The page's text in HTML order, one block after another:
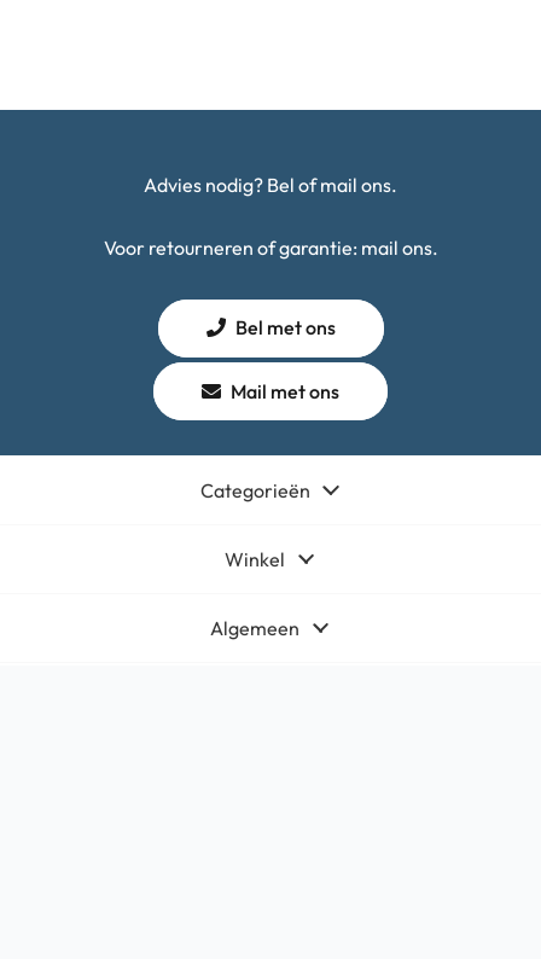
Advies nodig? Bel of mail ons.
Voor retourneren of garantie: mail ons.
Bel met ons
Mail met ons
Categorieën
Winkel
Algemeen